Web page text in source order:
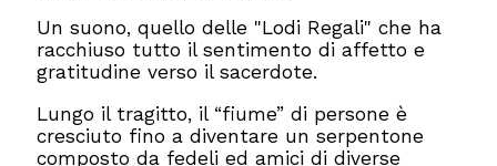
Un suono, quello delle "Lodi Regali" che ha
racchiuso tutto il sentimento di affetto e
gratitudine verso il sacerdote.
Lungo il tragitto, il “fiume” di persone è
cresciuto fino a diventare un serpentone
composto da fedeli ed amici di diverse